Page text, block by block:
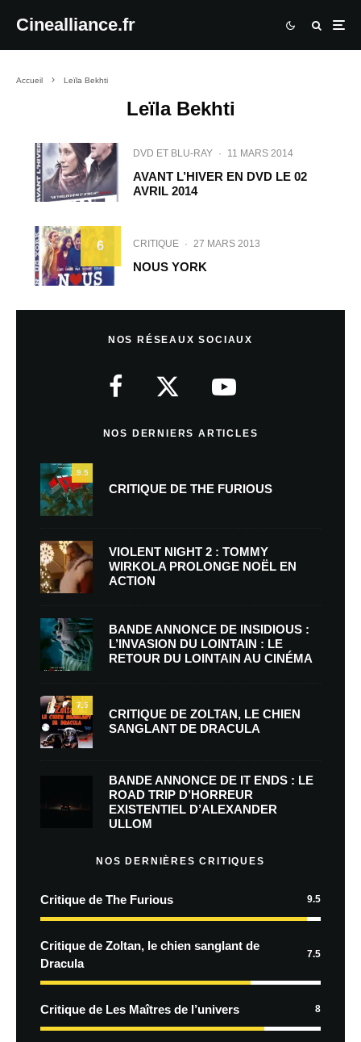
Cinealliance.fr
Accueil Leïla Bekhti
Leïla Bekhti
DVD ET BLU-RAY · 11 MARS 2014
AVANT L’HIVER EN DVD LE 02
AVRIL 2014
6 CRITIQUE · 27 MARS 2013
NOUS YORK
NOS RÉSEAUX SOCIAUX
NOS DERNIERS ARTICLES
9.5
CRITIQUE DE THE FURIOUS
VIOLENT NIGHT 2 : TOMMY
WIRKOLA PROLONGE NOËL EN
ACTION
BANDE ANNONCE DE INSIDIOUS :
L’INVASION DU LOINTAIN : LE
RETOUR DU LOINTAIN AU CINÉMA
7.5
CRITIQUE DE ZOLTAN, LE CHIEN
SANGLANT DE DRACULA
BANDE ANNONCE DE IT ENDS : LE
ROAD TRIP D’HORREUR
EXISTENTIEL D’ALEXANDER
ULLOM
NOS DERNIÈRES CRITIQUES
Critique de The Furious 9.5
Critique de Zoltan, le chien sanglant de
Dracula
7.5
Critique de Les Maîtres de l’univers 8